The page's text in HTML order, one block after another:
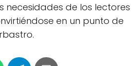
necesidades de los lectores
en un punto de